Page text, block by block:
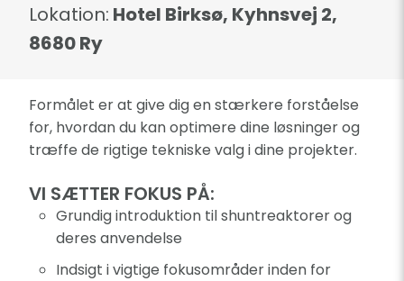
Lokation: Hotel Birksø, Kyhnsvej 2,
8680 Ry
Formålet er at give dig en stærkere forståelse
for, hvordan du kan optimere dine løsninger og
træffe de rigtige tekniske valg i dine projekter.
VI SÆTTER FOKUS PÅ:
Grundig introduktion til shuntreaktorer og
deres anvendelse
​Indsigt i vigtige fokusområder inden for